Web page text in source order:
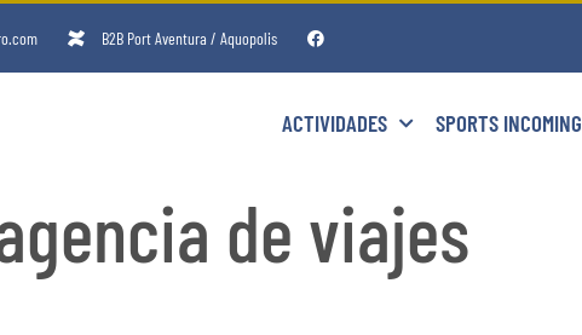
B2B Port Aventura / Aquopolis
ACTIVIDADES SPORTS INCOMING
de viajes